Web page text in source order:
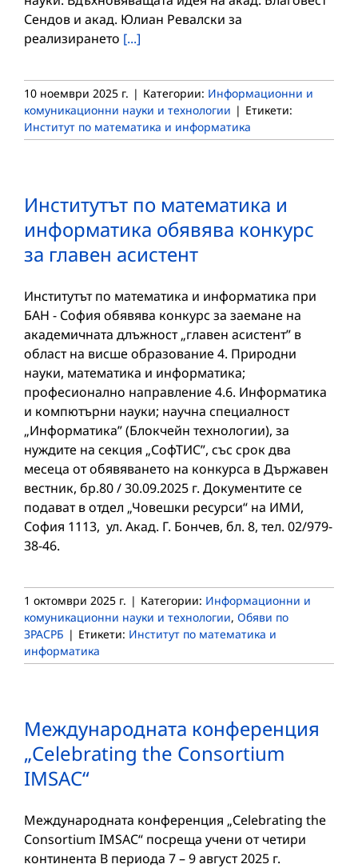
Сендов и акад. Юлиан Ревалски за
реализирането [...]
10 ноември 2025 г. | Категории: Информационни и
комуникационни науки и технологии | Етикети:
Институт по математика и информатика
Институтът по математика и
информатика обявява конкурс
за главен асистент
Институтът по математика и информатика при
БАН - София обявява конкурс за заемане на
академичната длъжност „главен асистент” в
област на висше образование 4. Природни
науки, математика и информатика;
професионално направление 4.6. Информатика
и компютърни науки; научна специалност
„Информатика” (Блокчейн технологии), за
нуждите на секция „СофТИС”, със срок два
месеца от обявяването на конкурса в Държавен
вестник, бр.80 / 30.09.2025 г. Документите се
подават в отдел „Човешки ресурси“ на ИМИ,
София 1113, ул. Акад. Г. Бончев, бл. 8, тел. 02/979-
38-46.
1 октомври 2025 г. | Категории: Информационни и
комуникационни науки и технологии, Обяви по
ЗРАСРБ | Етикети: Институт по математика и
информатика
Международната конференция
„Celebrating the Consortium
IMSAC“
Международната конференция „Celebrating the
Consortium IMSAC“ посреща учени от четири
континента В периода 7 – 9 август 2025 г.